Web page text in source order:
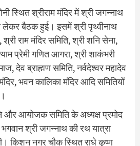
स्थित श्रीराम मंदिर में श्री जगन्नाथ
बैठक हुई। इसमें श्री पृथ्वीनाथ
राम मंदिर समिति, श्री शनि सेना,
प्रेमी गणित आगरा, श्री शाकंभरी
देव ब्राह्मण समिति, नर्वदेश्वर महादेव
भवन कालिका मंदिर आदि समितियों
और आयोजक समिति के अध्यक्ष प्रमोद
भगवान श्री जगन्नाथ की रथ यात्रा
किशन नगर चौक स्थित राधे कृष्ण